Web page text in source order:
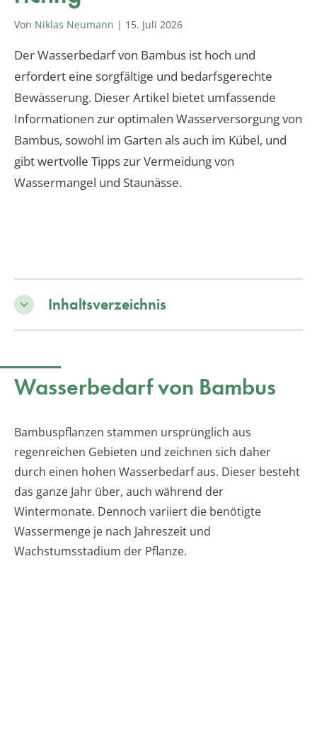
Von Niklas Neumann | 15. Juli 2026
Der Wasserbedarf von Bambus ist hoch und
erfordert eine sorgfältige und bedarfsgerechte
Bewässerung. Dieser Artikel bietet umfassende
Informationen zur optimalen Wasserversorgung von
Bambus, sowohl im Garten als auch im Kübel, und
gibt wertvolle Tipps zur Vermeidung von
Wassermangel und Staunässe.
Inhaltsverzeichnis
Wasserbedarf von Bambus
Bambuspflanzen stammen ursprünglich aus
regenreichen Gebieten und zeichnen sich daher
durch einen hohen Wasserbedarf aus. Dieser besteht
das ganze Jahr über, auch während der
Wintermonate. Dennoch variiert die benötigte
Wassermenge je nach Jahreszeit und
Wachstumsstadium der Pflanze.